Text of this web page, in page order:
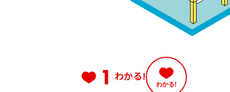
1 わかる!
わかる!